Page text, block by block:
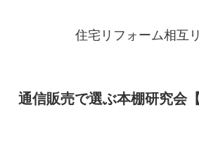
住宅リフォーム相互
通信販売で選ぶ本棚研究会【